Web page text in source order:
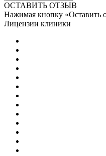
ОСТАВИТЬ ОТЗЫВ
Нажимая кнопку «Оставить
Лицензии клиники